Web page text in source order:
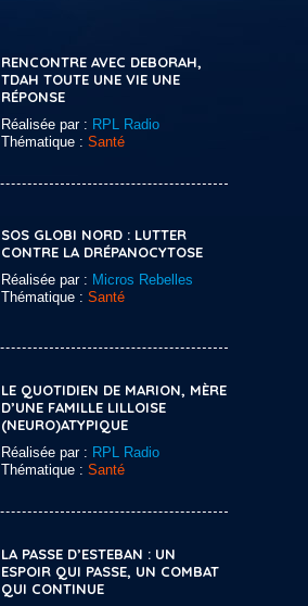
RENCONTRE AVEC DEBORAH,
TDAH TOUTE UNE VIE UNE
RÉPONSE
Réalisée par : RPL Radio
Thématique : Santé
SOS GLOBI NORD : LUTTER
CONTRE LA DRÉPANOCYTOSE
Réalisée par : Micros Rebelles
Thématique : Santé
LE QUOTIDIEN DE MARION, MÈRE
D’UNE FAMILLE LILLOISE
(NEURO)ATYPIQUE
Réalisée par : RPL Radio
Thématique : Santé
LA PASSE D’ESTEBAN : UN
ESPOIR QUI PASSE, UN COMBAT
QUI CONTINUE